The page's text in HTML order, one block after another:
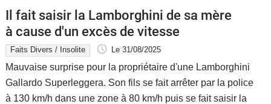
Guide
d'achat
Electriques
Il fait saisir la Lamborghini de sa mère
à cause d'un excès de vitesse
Faits Divers / Insolite Le 31/08/2025
Mauvaise surprise pour la propriétaire d'une Lamborghini
Gallardo Superleggera. Son fils se fait arrêter par la police
à 130 km/h dans une zone à 80 km/h puis se fait saisir la